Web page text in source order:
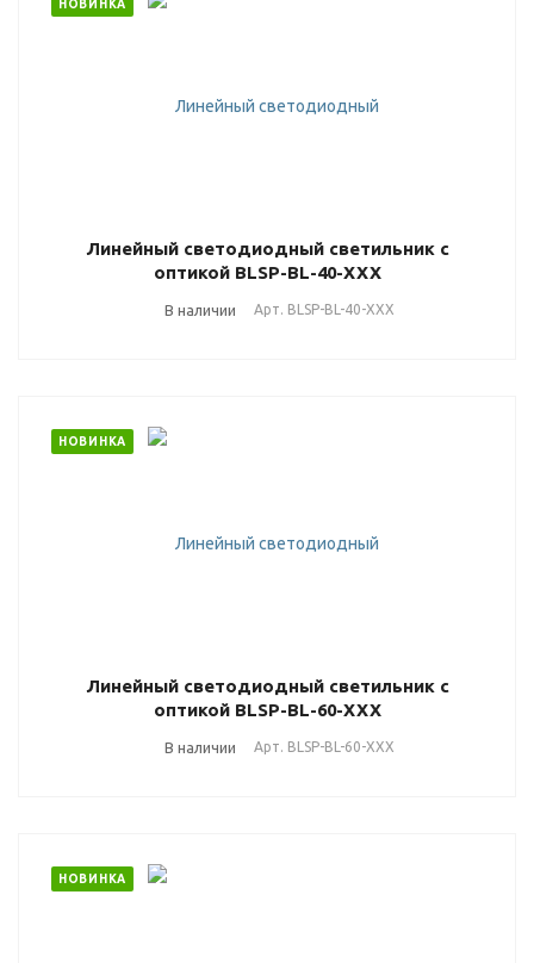
НОВИНКА
Линейный светодиодный светильник с
оптикой BLSP-BL-40-ХХХ
В наличии Арт. BLSP-BL-40-ХХХ
НОВИНКА
Линейный светодиодный светильник с
оптикой BLSP-BL-60-ХХХ
В наличии Арт. BLSP-BL-60-ХХХ
НОВИНКА